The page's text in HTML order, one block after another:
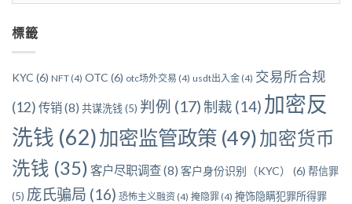
類
標籤
KYC (6) NFT (4) OTC (6) otc场外交易 (4) usdt出入金 (4) 交易所合规
(12) 传销(8) 共谋洗钱(5) 判例 (17)制裁 (14) 加密反
洗钱 (62)加密监管政策 (49)加密货币
洗钱 (35) 客户尽职调查(8) 客户身份识别（KYC） (6) 帮信罪
(5) 庞氏骗局 (16) 恐怖主义融资 (4) 掩隐罪 (4) 掩饰隐瞒犯罪所得罪